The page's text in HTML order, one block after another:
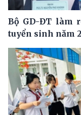
Bộ GD-ĐT làm
tuyển sinh năm